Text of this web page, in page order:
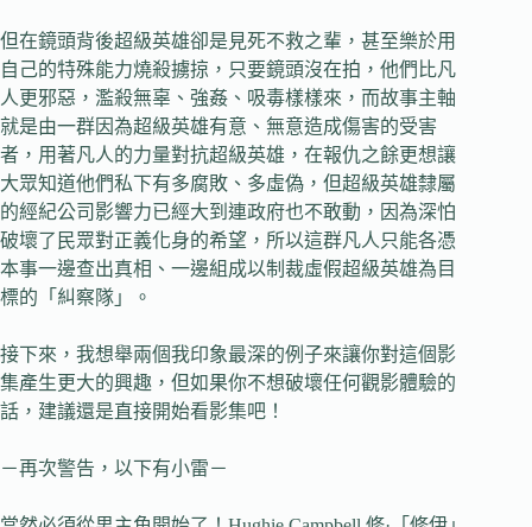
但在鏡頭背後超級英雄卻是見死不救之輩，甚至樂於用
自己的特殊能力燒殺擄掠，只要鏡頭沒在拍，他們比凡
人更邪惡，濫殺無辜、強姦、吸毒樣樣來，而故事主軸
就是由一群因為超級英雄有意、無意造成傷害的受害
者，用著凡人的力量對抗超級英雄，在報仇之餘更想讓
大眾知道他們私下有多腐敗、多虛偽，但超級英雄隸屬
的經紀公司影響力已經大到連政府也不敢動，因為深怕
破壞了民眾對正義化身的希望，所以這群凡人只能各憑
本事一邊查出真相、一邊組成以制裁虛假超級英雄為目
標的「糾察隊」。
接下來，我想舉兩個我印象最深的例子來讓你對這個影
集產生更大的興趣，但如果你不想破壞任何觀影體驗的
話，建議還是直接開始看影集吧！
－再次警告，以下有小雷－